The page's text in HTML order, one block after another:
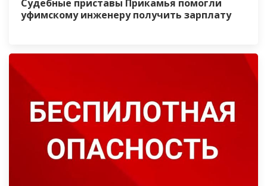
Судебные приставы Прикамья помогли
уфимскому инженеру получить зарплату